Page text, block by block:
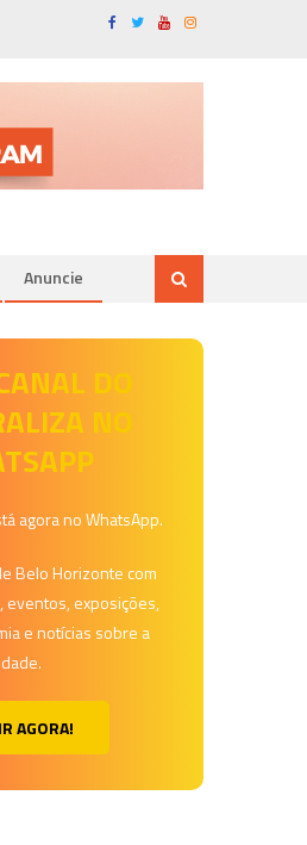
Anuncie
DO
NO
agora no WhatsApp.
Belo Horizonte com
eventos, exposições,
e notícias sobre a
AGORA!